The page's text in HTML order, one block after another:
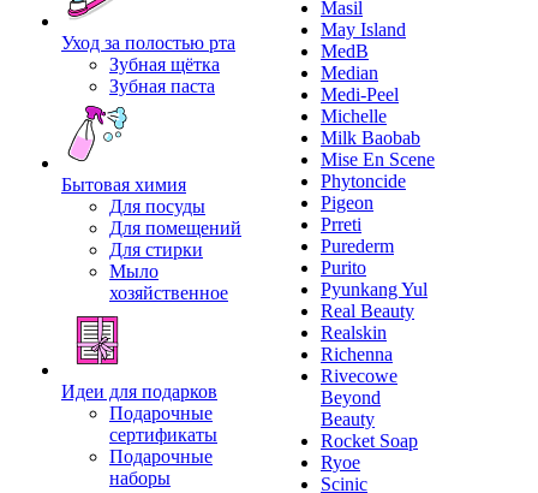
Уход за полостью рта
Зубная щётка
Зубная паста
Бытовая химия
Для посуды
Для помещений
Для стирки
Мыло
хозяйственное
Идеи для подарков
Подарочные
сертификаты
Подарочные
наборы
Masil
May Island
MedB
Median
Medi-Peel
Michelle
Milk Baobab
Mise En Scene
Phytoncide
Pigeon
Prreti
Purederm
Purito
Pyunkang Yul
Real Beauty
Realskin
Richenna
Rivecowe
Beyond
Beauty
Rocket Soap
Ryoe
Scinic